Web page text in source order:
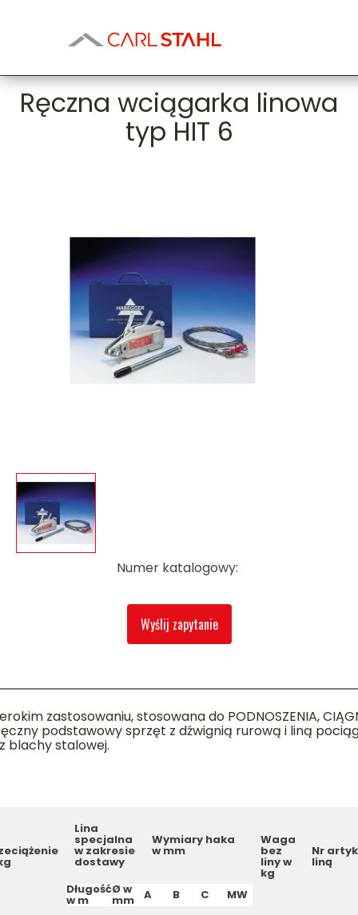
Ręczna wciągarka linowa
typ HIT 6
Numer katalogowy:
Wyślij zapytanie
zastosowaniu, stosowana do PODNOSZENIA,
podstawowy sprzęt z dźwignią rurową i liną
blachy stalowej.
Lina
specjalna
w zakresie
dostawy
Wymiary haka
w mm
Waga
bez
liny w
kg
Nr
liną
Długość
w m
Ø w
mm A B C
MW